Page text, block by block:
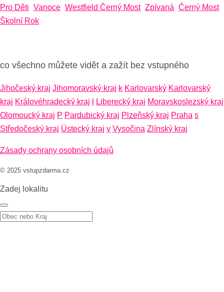
Pro Děti Vanoce Westfield Černý Most Zpívaná Černý Most
Školní Rok
co všechno můžete vidět a zažít bez vstupného
Jihočeský kraj Jihomoravský kraj k Karlovarský Karlovarský
kraj Královéhradecký kraj Liberecký kraj Moravskoslezský kraj
Olomoucký kraj P Pardubický kraj Plzeňský kraj Praha s
Středočeský kraj Ústecký kraj v Vysočina Zlínský kraj
Zásady ochrany osobních údajů
© 2025 vstupzdarma.cz
Zadej lokalitu
Zadej lokalitu